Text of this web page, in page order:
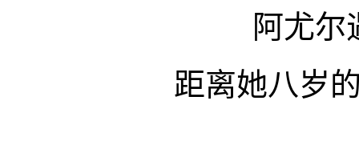
阿尤尔
距离她八岁